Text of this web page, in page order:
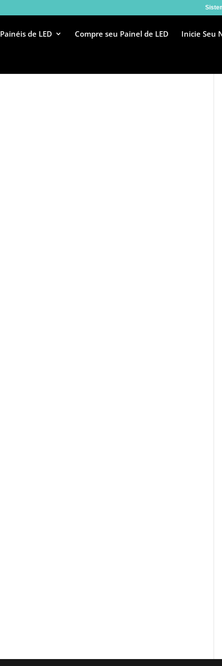
Painéis de LED Compre seu Painel de LED Inicie Seu